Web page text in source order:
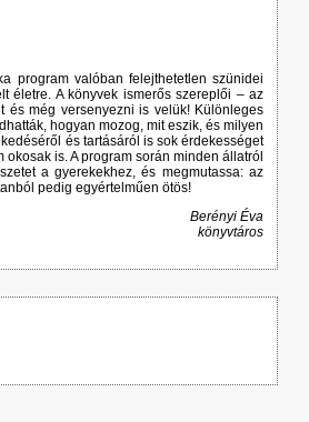
program valóban felejthetetlen szünidei
életre. A könyvek ismerős szereplői – az
és még versenyezni is velük! Különleges
hogyan mozog, mit eszik, és milyen
és tartásáról is sok érdekességet
is. A program során minden állatról
a gyerekekhez, és megmutassa: az
pedig egyértelműen ötös!
Berényi Éva
könyvtáros